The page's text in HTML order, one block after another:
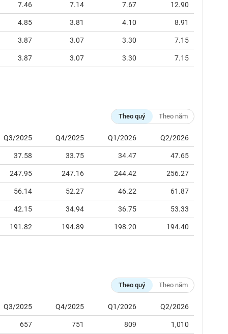
7.46 7.14 7.67 12.90
4.85 3.81 4.10 8.91
3.87 3.07 3.30 7.15
3.87 3.07 3.30 7.15
Theo quý Theo năm
Q3/2025 Q4/2025 Q1/2026 Q2/2026
37.58 33.75 34.47 47.65
247.95 247.16 244.42 256.27
56.14 52.27 46.22 61.87
42.15 34.94 36.75 53.33
191.82 194.89 198.20 194.40
Theo quý Theo năm
Q3/2025 Q4/2025 Q1/2026 Q2/2026
657 751 809 1,010